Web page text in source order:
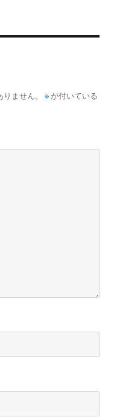
ません。 ※ が付いている